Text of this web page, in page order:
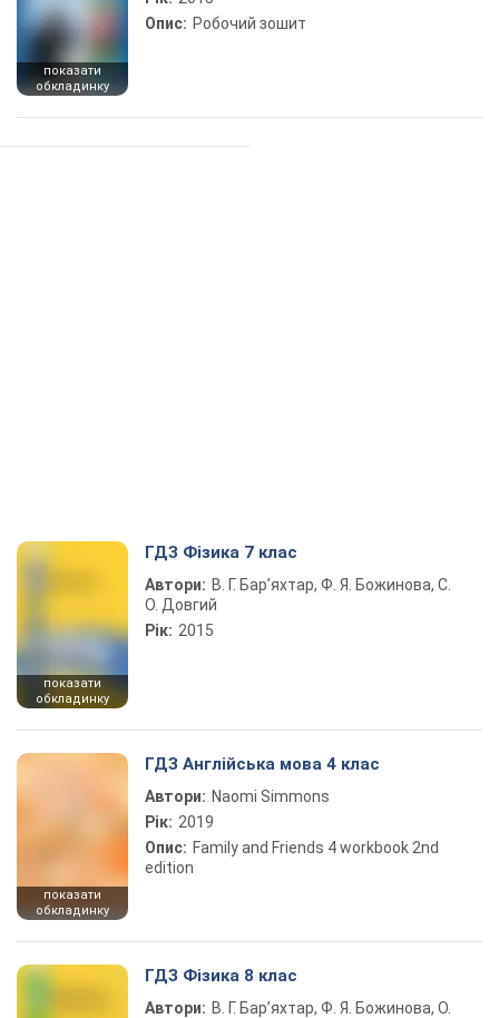
показати
обкладинку
Опис: Робочий зошит
показати
обкладинку
ГДЗ Фізика 7 клас
Автори: В. Г. Бар’яхтар, Ф. Я. Божинова, С.
О. Довгий
Рік: 2015
показати
обкладинку
ГДЗ Англійська мова 4 клас
Автори: Naomi Simmons
Рік: 2019
Опис: Family and Friends 4 workbook 2nd
edition
ГДЗ Фізика 8 клас
Автори: В. Г. Бар’яхтар, Ф. Я. Божинова, О.